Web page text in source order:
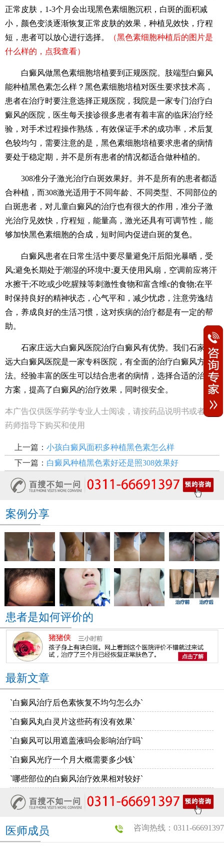
正常皮肤，1-3个月会出现黑色素细胞沉积，白斑的面积减
小，颜色变淡逐渐恢复正常皮肤的效果，种植见效快，疗程
短，患者可以放心进行选择。
（黑色素细胞种植后的图片是
什么样的，点我查看）
白癜风做黑色素细胞培植要到正规医院。肢端型白癜风
能种植黑色素怎么样？黑色素细胞培植对医生要求技术高，
患者在治疗时要注意选择正规医院，我院是一家专门治疗白
癜风的医院，医生每天接诊很多患者有着丰富的临床治疗经
验，对手术过程操作熟练，有效保证手术的成功率，术后复
色较均匀，需要注意的是，黑色素细胞培植要求患者的病情
要处于稳定期，并不是所有患者的情况都适合做种植的。
308准分子激光治疗白斑效果好。并不是所有的患者都适
合种植，而308激光适用于不同年龄、不同类型、不同部位的
白斑患者，对儿童白癜风的治疗也有很大的作用，准分子激
光治疗见效快，疗程短，能量高，激光还具有可调节性，能
够加快黑色素细胞的合成，短时间内促进白斑的复色。
白癜风患者在日常生活中要尽量避免汗后阳光暴晒，受
风;避免长期处于潮湿的环境中;夏天使用风扇，空调前应将汗
水擦干;不吃或少吃腥辣等刺激性食物和富含维c的食物;在平
时保持良好的精神状态，心气平和，减少忧虑，注意劳逸结
合，养成良好的生活习惯，这对疾病的治疗都是有一定的帮
助。
石家庄远大白癜风医院治疗白癜风有优势。我们石家庄
远大白癜风医院是一家专科医院，有全面的治疗白癜风方
法。经验丰富的医生可以结合患者的病情，选择合适的治疗
方案，提高了白癜风的治疗效果，同时很安全。
本广告仅供医学药学专业人士阅读，请按药品说明书或者在
药师指导下购买和使用
上一篇： 小孩白癜风面积多种植黑色素怎么样
下一篇： 白癜风种植黑色素好还是照308效果好
案例分享
患者是如何评价的
最新文章
`白癜风治疗后色素恢复不均匀怎么办`
`白癜风丸白灵片这些药有没有效果`
`白癜风可以用遮盖液吗会影响治疗吗`
`白癜风光疗一个月大概需要多少钱`
`哪些部位的白癜风治疗效果相对较好`
咨询热线：0311-66691397
医师成员